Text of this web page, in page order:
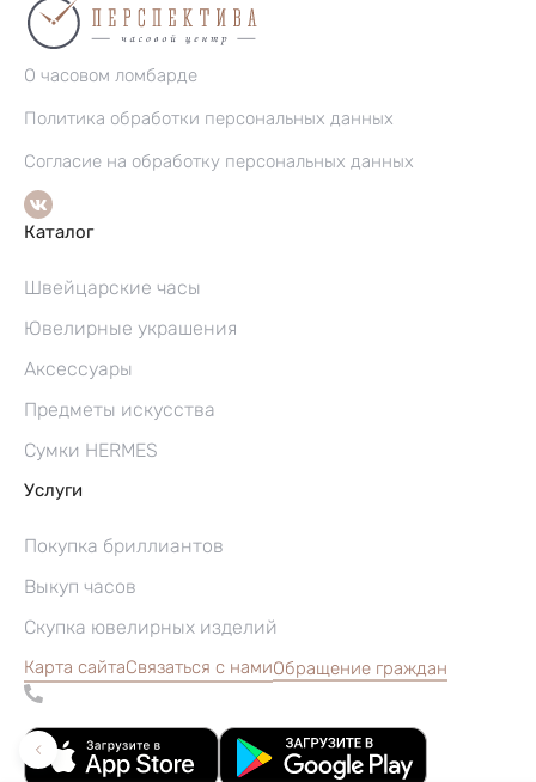
О часовом ломбарде
Политика обработки персональных данных
Согласие на обработку персональных данных
Каталог
Швейцарские часы
Ювелирные украшения
Аксессуары
Предметы искусства
Сумки HERMES
Услуги
Покупка бриллиантов
Выкуп часов
Скупка ювелирных изделий
Карта сайтаСвязаться с намиОбращение граждан